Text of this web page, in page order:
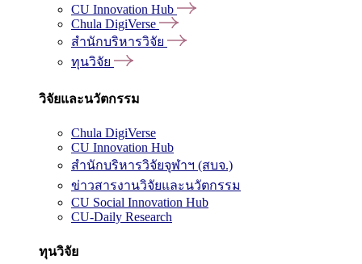
CU Innovation Hub
Chula DigiVerse
สำนักบริหารวิจัย
ทุนวิจัย
วิจัยและนวัตกรรม
Chula DigiVerse
CU Innovation Hub
สำนักบริหารวิจัยจุฬาฯ (สบจ.)
ข่าวสารงานวิจัยและนวัตกรรม
CU Social Innovation Hub
CU-Daily Research
ทุนวิจัย